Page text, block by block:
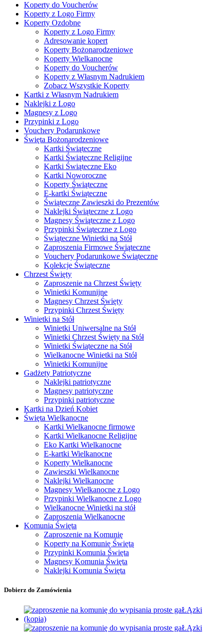
Koperty do Voucherów
Koperty z Logo Firmy
Koperty Ozdobne
Koperty z Logo Firmy
Adresowanie kopert
Koperty Bożonarodzeniowe
Koperty Wielkanocne
Koperty do Voucherów
Koperty z Własnym Nadrukiem
Zobacz Wszystkie Koperty
Kartki z Własnym Nadrukiem
Naklejki z Logo
Magnesy z Logo
Przypinki z Logo
Vouchery Podarunkowe
Święta Bożonarodzeniowe
Kartki Świąteczne
Kartki Świąteczne Religijne
Kartki Świąteczne Eko
Kartki Noworoczne
Koperty Świąteczne
E-kartki Świąteczne
Świąteczne Zawieszki do Prezentów
Naklejki Świąteczne z Logo
Magnesy Świąteczne z Logo
Przypinki Świąteczne z Logo
Świąteczne Winietki na Stół
Zaproszenia Firmowe Świąteczne
Vouchery Podarunkowe Świąteczne
Kolekcje Świąteczne
Chrzest Święty
Zaproszenie na Chrzest Święty
Winietki Komunijne
Magnesy Chrzest Święty
Przypinki Chrzest Święty
Winietki na Stół
Winietki Uniwersalne na Stół
Winietki Chrzest Święty na Stół
Winietki Świąteczne na Stół
Wielkanocne Winietki na Stół
Winietki Komunijne
Gadżety Patriotyczne
Naklejki patriotyczne
Magnesy patriotyczne
Przypinki patriotyczne
Kartki na Dzień Kobiet
Święta Wielkanocne
Kartki Wielkanocne firmowe
Kartki Wielkanocne Religijne
Eko Kartki Wielkanocne
E-kartki Wielkanocne
Koperty Wielkanocne
Zawieszki Wielkanocne
Naklejki Wielkanocne
Magnesy Wielkanocne z Logo
Przypinki Wielkanocne z Logo
Wielkanocne Winietki na stół
Zaproszenia Wielkanocne
Komunia Święta
Zaproszenie na Komunię
Koperty na Komunię Świętą
Przypinki Komunia Święta
Magnesy Komunia Święta
Naklejki Komunia Święta
Dobierz do Zamówienia